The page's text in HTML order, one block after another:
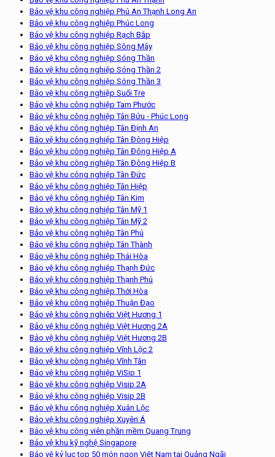
Bảo vệ khu công nghiệp Phú An Thạnh Long An
Bảo vệ khu công nghiệp Phúc Long
Bảo vệ khu công nghiệp Rạch Bắp
Bảo vệ khu công nghiệp Sông Mây
Bảo vệ khu công nghiệp Sóng Thần
Bảo vệ khu công nghiệp Sóng Thần 2
Bảo vệ khu công nghiệp Sóng Thần 3
Bảo vệ khu công nghiệp Suối Tre
Bảo vệ khu công nghiệp Tam Phước
Bảo vệ khu công nghiệp Tân Bửu - Phúc Long
Bảo vệ khu công nghiệp Tân Định An
Bảo vệ khu công nghiệp Tân Đông Hiệp
Bảo vệ khu công nghiệp Tân Đông Hiệp A
Bảo vệ khu công nghiệp Tân Đông Hiệp B
Bảo vệ khu công nghiệp Tân Đức
Bảo vệ khu công nghiệp Tân Hiệp
Bảo vệ khu công nghiệp Tân Kim
Bảo vệ khu công nghiệp Tân Mỹ 1
Bảo vệ khu công nghiệp Tân Mỹ 2
Bảo vệ khu công nghiệp Tân Phú
Bảo vệ khu công nghiệp Tân Thành
Bảo vệ khu công nghiệp Thái Hòa
Bảo vệ khu công nghiệp Thạnh Đức
Bảo vệ khu công nghiệp Thạnh Phú
Bảo vệ khu công nghiệp Thới Hòa
Bảo vệ khu công nghiệp Thuận Đạo
Bảo vệ khu công nghiêp Việt Hương 1
Bảo vệ khu công nghiệp Việt Hương 2A
Bảo vệ khu công nghiệp Việt Hương 2B
Bảo vệ khu công nghiệp Vĩnh Lộc 2
Bảo vệ khu công nghiệp Vĩnh Tân
Bảo vệ khu công nghiệp ViSip 1
Bảo vệ khu công nghiệp Visip 2A
Bảo vệ khu công nghiệp Visip 2B
Bảo vệ khu công nghiệp Xuân Lộc
Bảo vệ khu công nghiệp Xuyên Á
Bảo vệ khu công viên phần mềm Quang Trung
Bảo vệ khu kỹ nghệ Singapore
Bảo vệ kỷ lục top 50 món ngon Việt Nam tại Quảng Ngãi